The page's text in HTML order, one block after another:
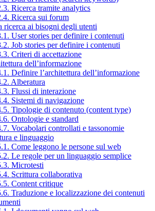
Ricerca tramite analytics
Ricerca sui forum
ricerca ai bisogni degli utenti
User stories per definire i contenuti
Job stories per definire i contenuti
Criteri di accettazione
dell’informazione
Definire l’architettura dell’informazione
Alberatura
Flussi di interazione
Sistemi di navigazione
Tipologie di contenuto (content type)
Ontologie e standard
Vocabolari controllati e tassonomie
e linguaggio
Come leggono le persone sul web
Le regole per un linguaggio semplice
Microtesti
Scrittura collaborativa
Content critique
Traduzione e localizzazione dei contenuti